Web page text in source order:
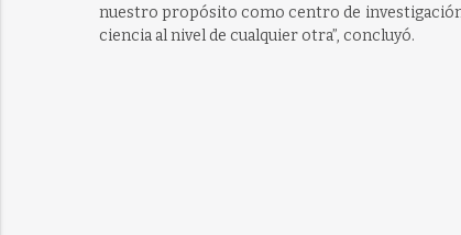
nuestro propósito como centro de
ciencia al nivel de cualquier otra”, concluyó.